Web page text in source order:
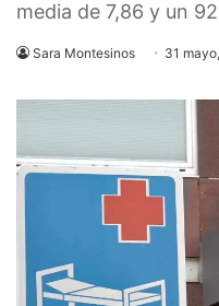
media de 7,86 y un
Sara Montesinos 31